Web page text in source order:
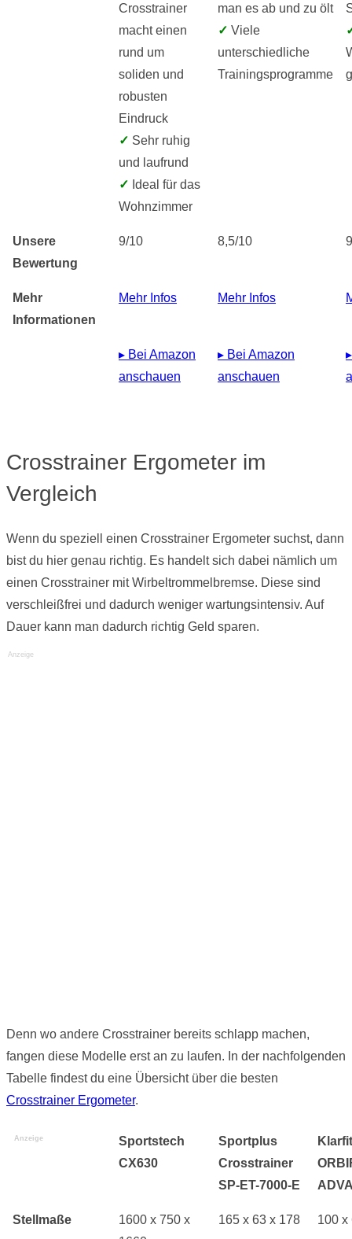
Crosstrainer
macht einen
rund um
soliden und
robusten
Eindruck
✓ Sehr ruhig
und laufrund
✓ Ideal für das
Wohnzimmer
man es ab und zu ölt
✓ Viele
unterschiedliche
Trainingsprogramme
Unsere
Bewertung
9/10 8,5/10
Mehr
Informationen
Mehr Infos Mehr Infos
▸ Bei Amazon
anschauen
▸ Bei Amazon
anschauen
Crosstrainer Ergometer im
Vergleich
Wenn du speziell einen Crosstrainer Ergometer suchst, dann
bist du hier genau richtig. Es handelt sich dabei nämlich um
einen Crosstrainer mit Wirbeltrommelbremse. Diese sind
verschleißfrei und dadurch weniger wartungsintensiv. Auf
Dauer kann man dadurch richtig Geld sparen.
Anzeige
Denn wo andere Crosstrainer bereits schlapp machen,
fangen diese Modelle erst an zu laufen. In der nachfolgenden
Tabelle findest du eine Übersicht über die besten
Crosstrainer Ergometer.
Anzeige
Sportstech
CX630
Sportplus
Crosstrainer
SP-ET-7000-E
Klarfit
Stellmaße
1600 x 750 x
165 x 63 x 178
100 x